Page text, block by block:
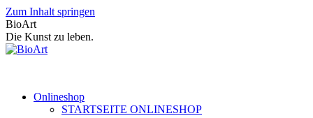
Zum Inhalt springen
BioArt
Die Kunst zu leben.
Onlineshop
STARTSEITE ONLINESHOP